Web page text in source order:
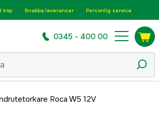
köp Snabba leveranser Personlig service
0345 - 400 00
Roca W5 12V